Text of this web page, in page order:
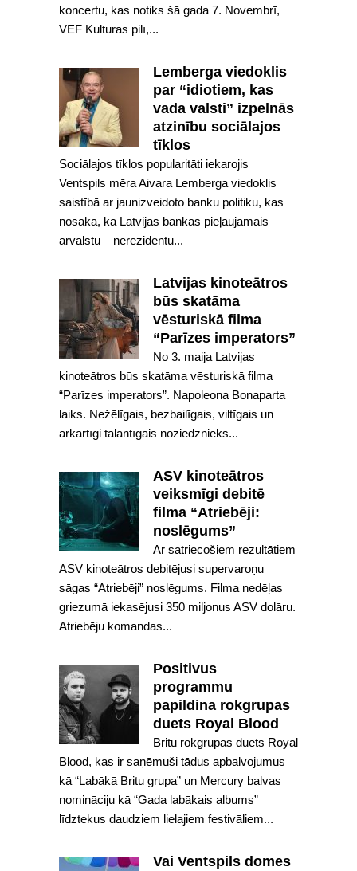
koncertu, kas notiks šā gada 7. Novembrī,
VEF Kultūras pilī,...
Lemberga viedoklis
par “idiotiem, kas
vada valsti” izpelnās
atzinību sociālajos
tīklos
Sociālajos tīklos popularitāti iekarojis
Ventspils mēra Aivara Lemberga viedoklis
saistībā ar jaunizveidoto banku politiku, kas
nosaka, ka Latvijas bankās pieļaujamais
ārvalstu – nerezidentu...
Latvijas kinoteātros
būs skatāma
vēsturiskā filma
“Parīzes imperators”
No 3. maija Latvijas
kinoteātros būs skatāma vēsturiskā filma
“Parīzes imperators”. Napoleona Bonaparta
laiks. Nežēlīgais, bezbailīgais, viltīgais un
ārkārtīgi talantīgais noziedznieks...
ASV kinoteātros
veiksmīgi debitē
filma “Atriebēji:
noslēgums”
Ar satriecošiem rezultātiem
ASV kinoteātros debitējusi supervaroņu
sāgas “Atriebēji” noslēgums. Filma nedēļas
griezumā iekasējusi 350 miljonus ASV dolāru.
Atriebēju komandas...
Positivus
programmu
papildina rokgrupas
duets Royal Blood
Britu rokgrupas duets Royal
Blood, kas ir saņēmuši tādus apbalvojumus
kā “Labākā Britu grupa” un Mercury balvas
nomināciju kā “Gada labākais albums”
līdztekus daudziem lielajiem festivāliem...
Vai Ventspils domes